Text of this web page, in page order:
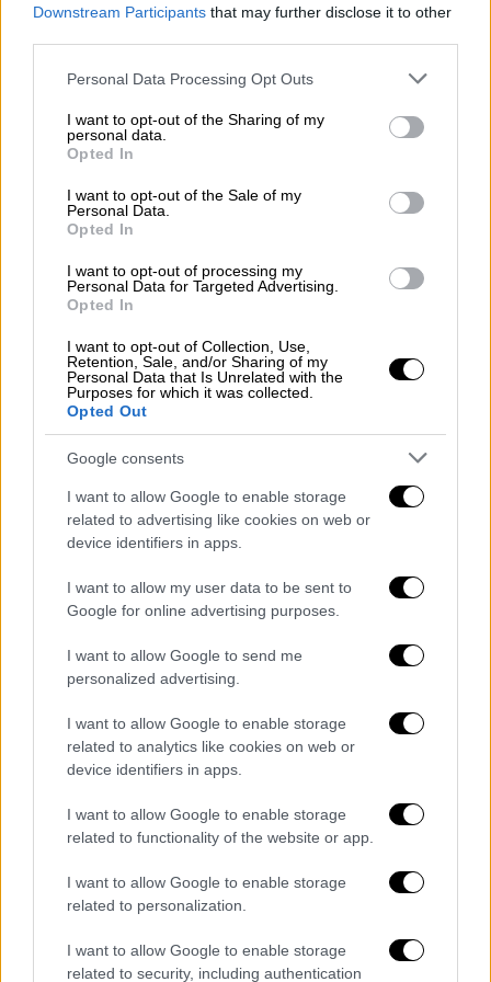
Downstream Participants that may further disclose it to other
Please note that this website/app uses one or more Google
not limited to your visit or usage behaviour. You may click to
grant or deny consent to Google and its third-party tags to
use your data for below specified purposes in below Google
consent section.
Personal Data Processing Opt Outs
I want to opt-out of the Sharing of my
personal data.
Opted In
I want to opt-out of the Sale of my
Personal Data.
Opted In
I want to opt-out of processing my
Personal Data for Targeted Advertising.
Opted In
I want to opt-out of Collection, Use,
Retention, Sale, and/or Sharing of my
Personal Data that Is Unrelated with the
Purposes for which it was collected.
Opted Out
Google consents
I want to allow Google to enable storage
related to advertising like cookies on web or
device identifiers in apps.
I want to allow my user data to be sent to
Google for online advertising purposes.
I want to allow Google to send me
personalized advertising.
I want to allow Google to enable storage
related to analytics like cookies on web or
device identifiers in apps.
I want to allow Google to enable storage
related to functionality of the website or app.
I want to allow Google to enable storage
related to personalization.
I want to allow Google to enable storage
related to security, including authentication
καθορισµό της επιφάνειας ή και της χρήσης
ακινήτου περί του υπολογισµού φόρων,
τελών και εισφορών προς τους ΟΤΑ α’
βαθµού, µπορούν να υποβάλουν δήλωση µε
τα ορθά στοιχεία µέχρι 31/3/2020 χωρίς
επιβολή προστίµων για τη µη υποβολή ή την
υποβολή ανακριβούς δήλωσης. ∆ιαφορές
στους αναλογούντες φόρους, τέλη και
προηγουµένου εδαφίου υπολογίζονται και
οφείλονται µόνον από την 1/1/2020».
ΟΙΚΟΝΟΜΙΑ 25.12.2019
δήμους: Ευκαιρία για ρύθμιση χωρίς
Ακίνητα και βεβαιωμένες οφειλές σε
δήμους: Ευκαιρία για ρύθμιση χωρίς
πρόστιμα